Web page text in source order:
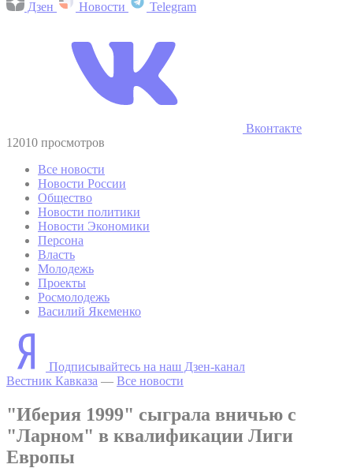
Дзен Новости Telegram
Вконтакте
12010 просмотров
Все новости
Новости России
Общество
Новости политики
Новости Экономики
Персона
Власть
Молодежь
Проекты
Росмолодежь
Василий Якеменко
Подписывайтесь на наш Дзен-канал
Вестник Кавказа — Все новости
"Иберия 1999" сыграла вничью с
"Ларном" в квалификации Лиги
Европы